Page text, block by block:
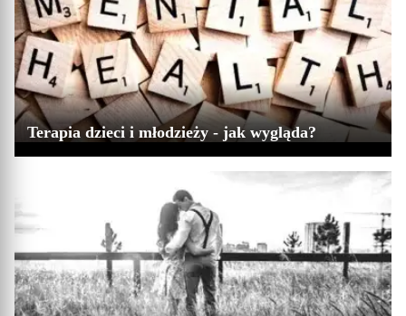
Terapia dzieci i młodzieży - jak wygląda?